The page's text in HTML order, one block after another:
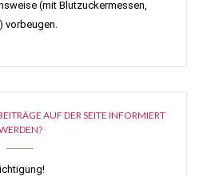
(mit Blutzuckermessen,
vorbeugen.
AUF DER SEITE INFORMIERT